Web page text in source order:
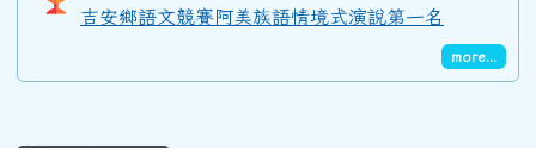
吉安鄉語文競賽阿美族語情境式演說第一名
more...